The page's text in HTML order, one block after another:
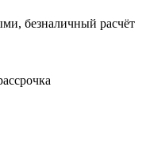
безналичный расчёт